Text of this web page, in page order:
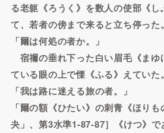
る老躯《ろうく》を数人の使部《
て、若者の傍まで来ると立ち停った。
「爾は何処の者か。」
宿禰の垂れ下った白い眉毛《まゆ
ている眼の上で慄《ふる》えていた。
「我は路に迷える旅の者。」
「爾の額《ひたい》の刺青《ほり
夬」、第3水準1-87-87］《けつ》